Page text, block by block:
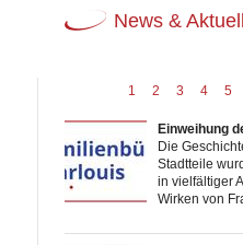
News &
1 2 3 4 5
Einweihung
Die
Stadtteile
in vielfältiger
Wirken von